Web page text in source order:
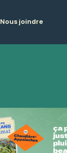
Nous joindre